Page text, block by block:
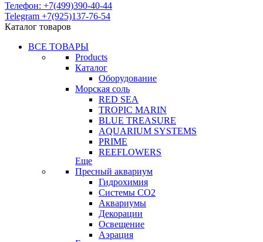
Телефон: +7(499)390-40-44
Telegram +7(925)137-76-54
Каталог товаров
ВСЕ ТОВАРЫ
Products
Каталог
Оборудование
Морская соль
RED SEA
TROPIC MARIN
BLUE TREASURE
AQUARIUM SYSTEMS
PRIME
REEFLOWERS
Еще
Пресный аквариум
Гидрохимия
Системы СО2
Аквариумы
Декорации
Освещение
Аэрация